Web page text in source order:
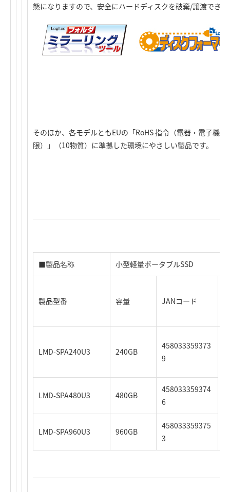
態になりますので、安全にハードディスクを破棄/譲渡できま
そのほか、各モデルともEUの「RoHS 指令（電器・電子機
限）」（10物質）に準拠した環境にやさしい製品です。
■製品名称 小型軽量ポータブルSSD
製品型番 容量 JANコード
LMD-SPA240U3 240GB
458033359373
9
LMD-SPA480U3 480GB
458033359374
6
LMD-SPA960U3 960GB
458033359375
3